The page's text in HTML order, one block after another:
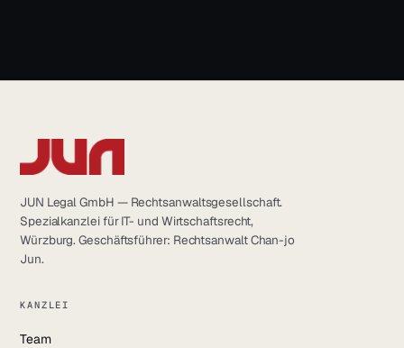
JUN Legal GmbH — Rechtsanwaltsgesellschaft.
Spezialkanzlei für IT- und Wirtschaftsrecht,
Würzburg. Geschäftsführer: Rechtsanwalt Chan-jo
Jun.
KANZLEI
Team